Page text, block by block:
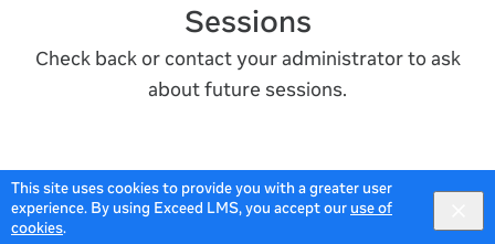
This site uses cookies to provide you with a greater user
experience. By using Exceed LMS, you accept our use of
cookies.
Sessions
Check back or contact your administrator to ask
about future sessions.